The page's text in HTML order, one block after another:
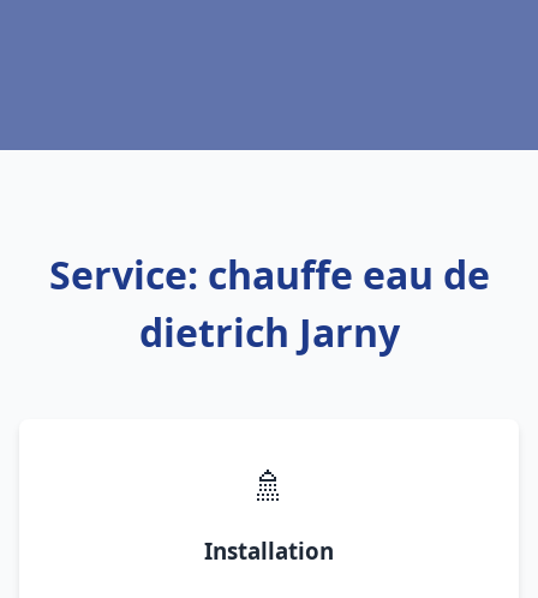
Service: chauffe eau de
dietrich Jarny
🚿
Installation